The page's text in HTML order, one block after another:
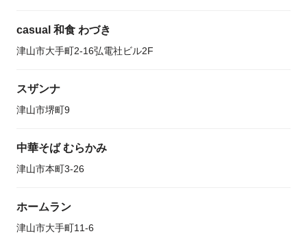
casual 和食 わづき
津山市大手町2-16弘電社ビル2F
スザンナ
津山市堺町9
中華そば むらかみ
津山市本町3-26
ホームラン
津山市大手町11-6